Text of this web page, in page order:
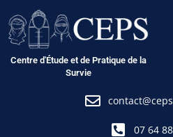
au
contenu
Centre d'Étude et de Pratique de la
Survie
07 64